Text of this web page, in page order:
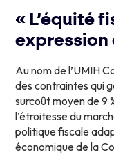
« L’équité
expression
Au nom de l’UMIH
des contraintes qui
surcoût moyen de 9
l’étroitesse du
politique fiscale
économique de la